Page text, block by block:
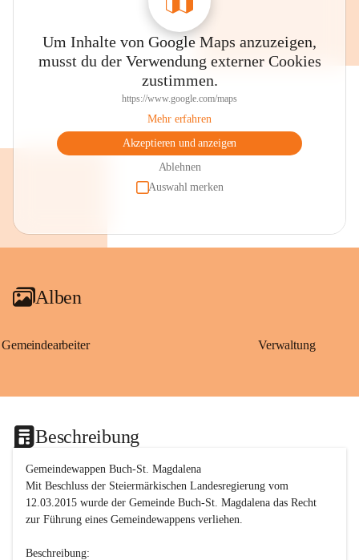
Um Inhalte von Google Maps anzuzeigen,
musst du der Verwendung externer Cookies
zustimmen.
https://www.google.com/maps
Mehr erfahren
Akzeptieren und anzeigen
Ablehnen
Auswahl merken
Alben
Gemeindearbeiter Verwaltung
Beschreibung
Gemeindewappen Buch-St. Magdalena
Mit Beschluss der Steiermärkischen Landesregierung vom
12.03.2015 wurde der Gemeinde Buch-St. Magdalena das Recht
zur Führung eines Gemeindewappens verliehen.
Beschreibung: